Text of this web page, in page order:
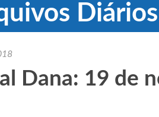
Dana: 19 de